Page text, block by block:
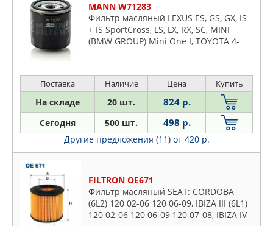
MANN W71283
Фильтр масляный LEXUS ES, GS, GX, IS
+ IS SportCross, LS, LX, RX, SC, MINI
(BMW GROUP) Mini One I, TOYOTA 4-
Поставка Наличие Цена Купить
На складе 20 шт. 824 р.
Сегодня 500 шт. 498 р.
Другие предложения (11) от 420 р.
FILTRON OE671
Фильтр масляный SEAT: CORDOBA
(6L2) 120 02-06 120 06-09, IBIZA III (6L1)
120 02-06 120 06-09 120 07-08, IBIZA IV